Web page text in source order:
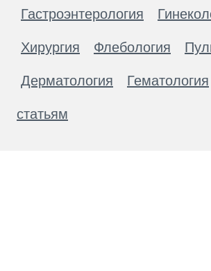
Гастроэнтерология
Хирургия Флебология
Дерматология Гематология
статьям